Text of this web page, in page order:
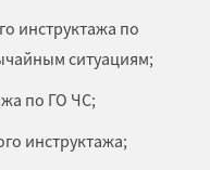
инструктажа по
ситуациям;
по ГО ЧС;
инструктажа;